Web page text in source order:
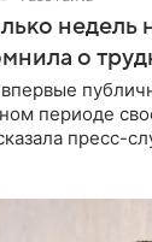
недель
о
периоде
пресс-